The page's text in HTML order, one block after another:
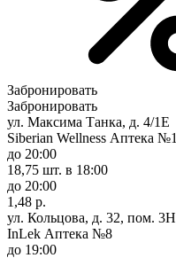
Забронировать
Забронировать
ул. Максима Танка, д. 4/1Е
Siberian Wellness Аптека №1
до 20:00
18,75 шт. в 18:00
до 20:00
1,48 р.
ул. Кольцова, д. 32, пом. 3Н
InLek Аптека №8
до 19:00